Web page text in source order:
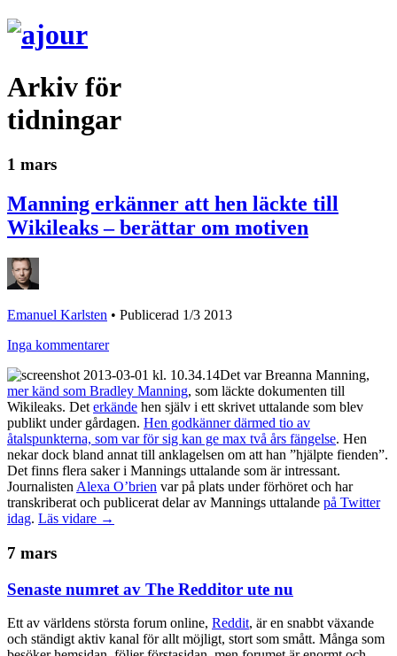
Arkiv för
tidningar
1 mars
Manning erkänner att hen läckte till
Wikileaks – berättar om motiven
Emanuel Karlsten • Publicerad 1/3 2013
Inga kommentarer
Det var Breanna Manning,
mer känd som Bradley Manning, som läckte dokumenten till
Wikileaks. Det erkände hen själv i ett skrivet uttalande som blev
publikt under gårdagen. Hen godkänner därmed tio av
åtalspunkterna, som var för sig kan ge max två års fängelse. Hen
nekar dock bland annat till anklagelsen om att han ”hjälpte fienden”.
Det finns flera saker i Mannings uttalande som är intressant.
Journalisten Alexa O’brien var på plats under förhöret och har
transkriberat och publicerat delar av Mannings uttalande på Twitter
idag. Läs vidare →
7 mars
Senaste numret av The Redditor ute nu
Ett av världens största forum online, Reddit, är en snabbt växande
och ständigt aktiv kanal för allt möjligt, stort som smått. Många som